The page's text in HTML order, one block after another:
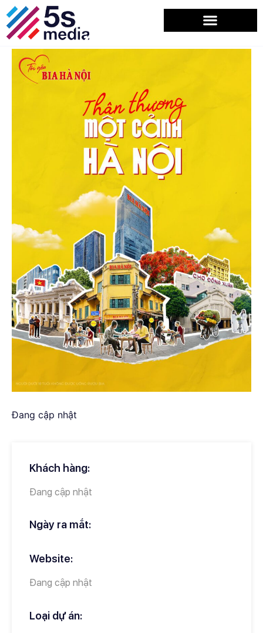
Bia hơi Hà Nội
Đang cập nhật
Khách hàng:
Đang cập nhật
Ngày ra mắt:
Website:
Đang cập nhật
Loại dự án: